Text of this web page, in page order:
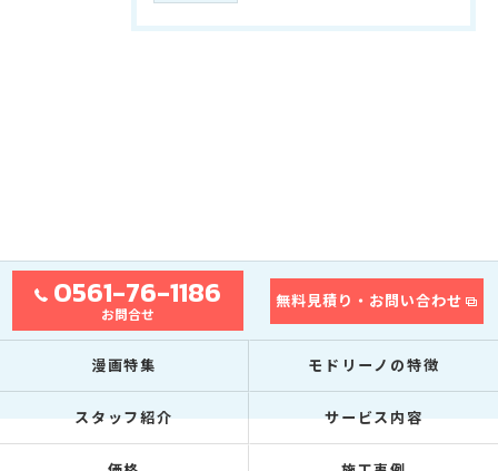
0561-76-1186
お問合せ
無料見積り・お問い合わせ
漫画特集 モドリーノの特徴
スタッフ紹介 サービス内容